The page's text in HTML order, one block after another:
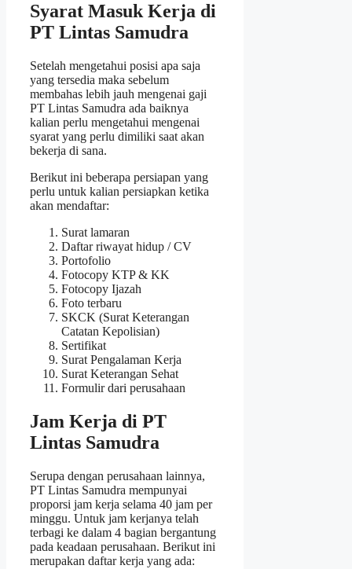
Syarat Masuk Kerja di
PT Lintas Samudra
Setelah mengetahui posisi apa saja
yang tersedia maka sebelum
membahas lebih jauh mengenai gaji
PT Lintas Samudra ada baiknya
kalian perlu mengetahui mengenai
syarat yang perlu dimiliki saat akan
bekerja di sana.
Berikut ini beberapa persiapan yang
perlu untuk kalian persiapkan ketika
akan mendaftar:
Surat lamaran
Daftar riwayat hidup / CV
Portofolio
Fotocopy KTP & KK
Fotocopy Ijazah
Foto terbaru
SKCK (Surat Keterangan
Catatan Kepolisian)
Sertifikat
Surat Pengalaman Kerja
Surat Keterangan Sehat
Formulir dari perusahaan
Jam Kerja di PT
Lintas Samudra
Serupa dengan perusahaan lainnya,
PT Lintas Samudra mempunyai
proporsi jam kerja selama 40 jam per
minggu. Untuk jam kerjanya telah
terbagi ke dalam 4 bagian bergantung
pada keadaan perusahaan. Berikut ini
merupakan daftar kerja yang ada: